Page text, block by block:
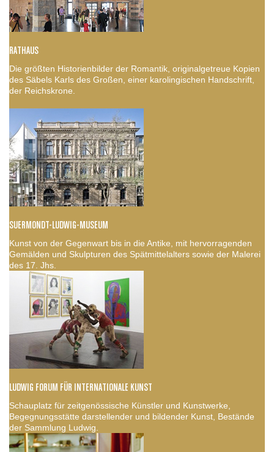
RATHAUS
Die größten Historienbilder der Romantik, originalgetreue Kopien
des Säbels Karls des Großen, einer karolingischen Handschrift,
der Reichskrone.
SUERMONDT-LUDWIG-MUSEUM
Kunst von der Gegenwart bis in die Antike, mit hervorragenden
Gemälden und Skulpturen des Spätmittelalters sowie der Malerei
des 17. Jhs.
LUDWIG FORUM FÜR INTERNATIONALE KUNST
Schauplatz für zeitgenössische Künstler und Kunstwerke,
Begegnungsstätte darstellender und bildender Kunst, Bestände
der Sammlung Ludwig.